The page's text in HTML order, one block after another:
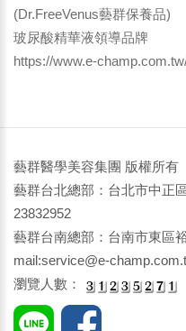
(Dr.FreeVenus藝群保養品)
玻尿酸精華液領導品牌
https://www.e-
藝群醫學美容集團 版權所有
藝群台北總部：台北市中正
23832952
藝群台南總部：台南市東
mail:service@e-
瀏覽人數：